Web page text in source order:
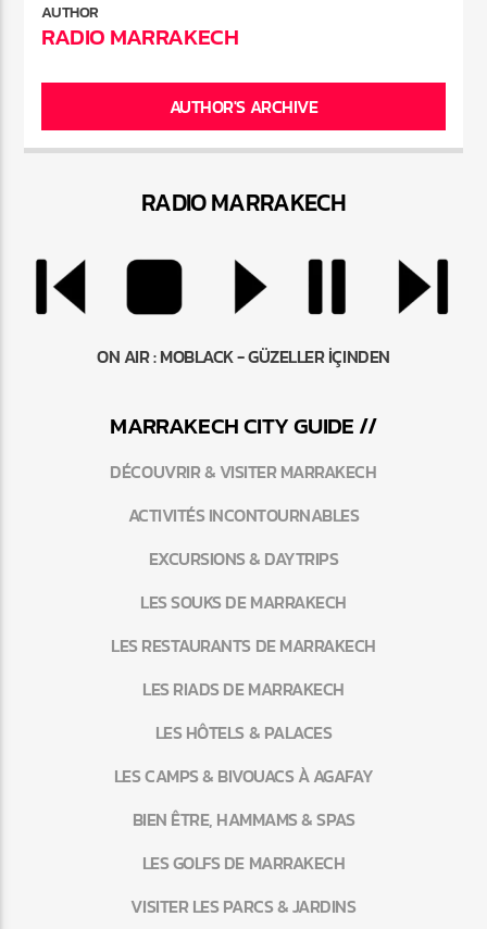
AUTHOR
RADIO MARRAKECH
AUTHOR'S ARCHIVE
RADIO MARRAKECH
ON AIR :MOBLACK - GÜZELLER İÇINDEN
MARRAKECHCITY GUIDE //
DÉCOUVRIR & VISITER MARRAKECH
ACTIVITÉS INCONTOURNABLES
EXCURSIONS & DAYTRIPS
LES SOUKS DE MARRAKECH
LES RESTAURANTS DE MARRAKECH
LES RIADS DE MARRAKECH
LES HÔTELS & PALACES
LES CAMPS & BIVOUACS À AGAFAY
BIEN ÊTRE, HAMMAMS & SPAS
LES GOLFS DE MARRAKECH
VISITER LES PARCS & JARDINS